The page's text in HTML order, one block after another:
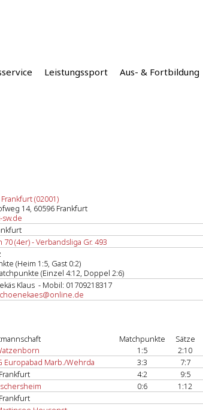
Leistungssport Aus- & Fortbildung
Frankfurt (02001)
14, 60596 Frankfurt
sw.de
70 (4er) - Verbandsliga Gr. 493
(Heim 1:5, Gast 0:2)
(Einzel 4:12, Doppel 2:6)
Klaus - Mobil: 01709218317
Matchpunkte Sätze
1:5 2:10
Europabad Marb./Wehrda 3:3 7:7
4:2 9:5
0:6 1:12